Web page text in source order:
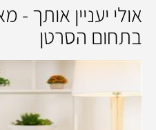
אולי יעניין אותך -
בתחום הסרטן